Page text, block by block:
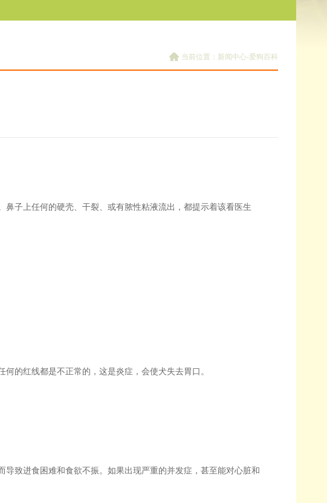
当前位置：新闻中心-爱狗百科
子上任何的硬壳、干裂、或有脓性粘液流出，都提示着该看医生
的红线都是不正常的，这是炎症，会使犬失去胃口。
致进食困难和食欲不振。如果出现严重的并发症，甚至能对心脏和